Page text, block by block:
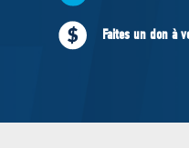
À PROPOS
Documents
Faites un don à